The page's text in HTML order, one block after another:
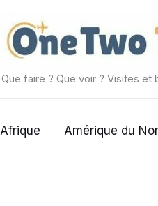
Que faire ? Que voir ? Visites et
Afrique Amérique du